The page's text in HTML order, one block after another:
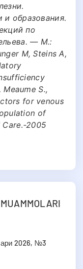
образования.
по
— М.:
M, Steins A,
S.,
for venous
of
2005
2026, №3